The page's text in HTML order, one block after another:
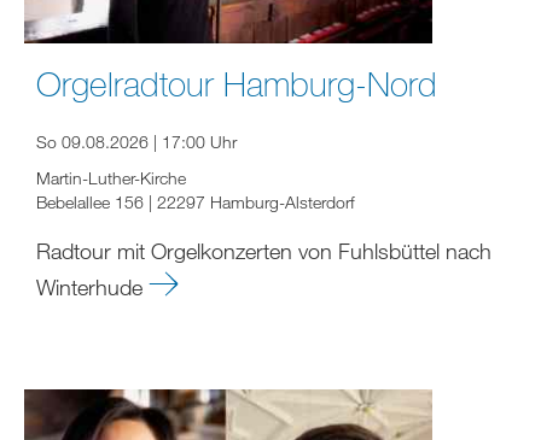
Orgelradtour Hamburg-Nord
So 09.08.2026 | 17:00 Uhr
Martin-Luther-Kirche
Bebelallee 156 | 22297 Hamburg-Alsterdorf
Radtour mit Orgelkonzerten von Fuhlsbüttel nach
Winterhude